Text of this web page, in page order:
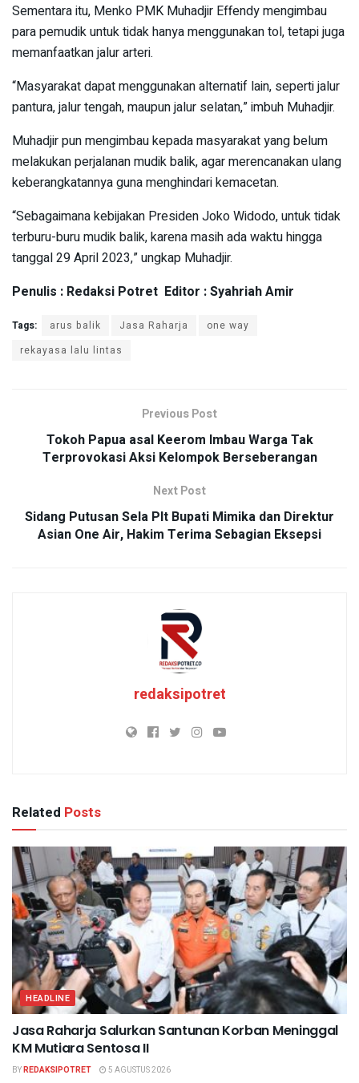
Sementara itu, Menko PMK Muhadjir Effendy mengimbau
para pemudik untuk tidak hanya menggunakan tol, tetapi juga
memanfaatkan jalur arteri.
“Masyarakat dapat menggunakan alternatif lain, seperti jalur
pantura, jalur tengah, maupun jalur selatan,” imbuh Muhadjir.
Muhadjir pun mengimbau kepada masyarakat yang belum
melakukan perjalanan mudik balik, agar merencanakan ulang
keberangkatannya guna menghindari kemacetan.
“Sebagaimana kebijakan Presiden Joko Widodo, untuk tidak
terburu-buru mudik balik, karena masih ada waktu hingga
tanggal 29 April 2023,” ungkap Muhadjir.
Penulis : Redaksi Potret Editor : Syahriah Amir
Tags: arus balik Jasa Raharja
one way
rekayasa lalu lintas
Previous Post
Tokoh Papua asal Keerom Imbau Warga Tak
Terprovokasi Aksi Kelompok Berseberangan
Next Post
Sidang Putusan Sela Plt Bupati Mimika dan Direktur
Asian One Air, Hakim Terima Sebagian Eksepsi
redaksipotret
Related Posts
HEADLINE
Jasa Raharja Salurkan Santunan Korban Meninggal
KM Mutiara Sentosa II
BYREDAKSIPOTRET 5 AGUSTUS 2026